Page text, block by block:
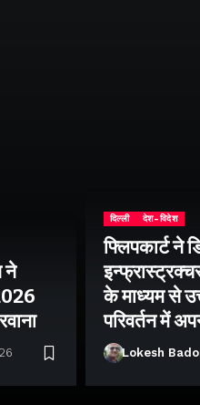
ने
दिल्ली देश-विदेश
फ्लिपकार्ट ने
के माध्यम से
परिवर्तन में
Lokesh